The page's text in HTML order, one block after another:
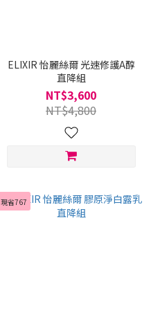
ELIXIR 怡麗絲爾 光速修護A醇
直降組
NT$3,600
NT$4,800
現省767